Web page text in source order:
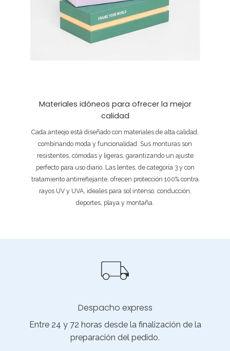
Materiales idóneos para ofrecer la mejor
calidad
Cada anteojo está diseñado con materiales de alta calidad,
combinando moda y funcionalidad. Sus monturas son
resistentes, cómodas y ligeras, garantizando un ajuste
perfecto para uso diario. Las lentes, de categoría 3 y con
tratamiento antirreflejante, ofrecen protección 100% contra
rayos UV y UVA, ideales para sol intenso, conducción,
deportes, playa y montaña.
Despacho express
Entre 24 y 72 horas desde la finalización de la
preparación del pedido.